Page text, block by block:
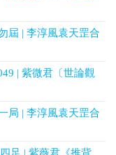
屆 | 李淳風袁天罡合
| 紫微君〔世論觀
局 | 李淳風袁天罡合